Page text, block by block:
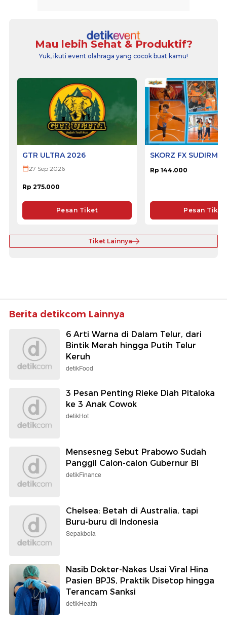
Mau lebih Sehat & Produktif?
Yuk, ikuti event olahraga yang cocok buat kamu!
GTR ULTRA 2026
27 Sep 2026
Rp 275.000
Pesan Tiket
SKORZ FX
Rp 144.000
Pesan Tiket
Tiket Lainnya
Berita detikcom Lainnya
6 Arti Warna di Dalam Telur, dari
Bintik Merah hingga Putih Telur
Keruh
detikFood
3 Pesan Penting Rieke Diah Pitaloka
ke 3 Anak Cowok
detikHot
Mensesneg Sebut Prabowo Sudah
Panggil Calon-calon Gubernur BI
detikFinance
Chelsea: Betah di Australia, tapi
Buru-buru di Indonesia
Sepakbola
Nasib Dokter-Nakes Usai Viral Hina
Pasien BPJS, Praktik Disetop hingga
Terancam Sanksi
detikHealth